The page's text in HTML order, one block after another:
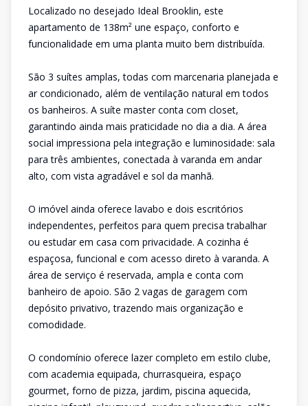
Localizado no desejado Ideal Brooklin, este
apartamento de 138m² une espaço, conforto e
funcionalidade em uma planta muito bem distribuída.
São 3 suítes amplas, todas com marcenaria planejada e
ar condicionado, além de ventilação natural em todos
os banheiros. A suíte master conta com closet,
garantindo ainda mais praticidade no dia a dia. A área
social impressiona pela integração e luminosidade: sala
para três ambientes, conectada à varanda em andar
alto, com vista agradável e sol da manhã.
O imóvel ainda oferece lavabo e dois escritórios
independentes, perfeitos para quem precisa trabalhar
ou estudar em casa com privacidade. A cozinha é
espaçosa, funcional e com acesso direto à varanda. A
área de serviço é reservada, ampla e conta com
banheiro de apoio. São 2 vagas de garagem com
depósito privativo, trazendo mais organização e
comodidade.
O condomínio oferece lazer completo em estilo clube,
com academia equipada, churrasqueira, espaço
gourmet, forno de pizza, jardim, piscina aquecida,